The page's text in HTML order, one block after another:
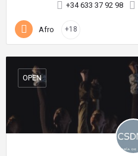
+34 633 37 92 98
Afro +18
OPEN